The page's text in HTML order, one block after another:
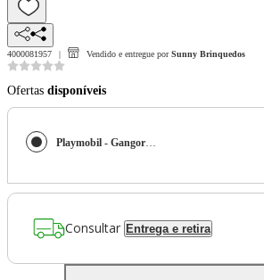
4000081957 Vendido e entregue por Sunny Brinquedos
Ofertas disponíveis
Playmobil - Gangorra D'Água Com Regador - 1.2.3 - 70269
Consultar Entrega e retira